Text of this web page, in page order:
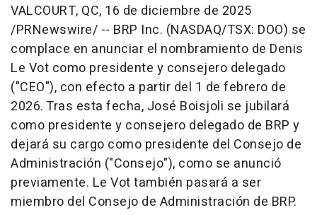
VALCOURT, QC, 16 de diciembre de 2025
/PRNewswire/ -- BRP Inc. (NASDAQ/TSX: DOO) se
complace en anunciar el nombramiento de Denis
Le Vot como presidente y consejero delegado
("CEO"), con efecto a partir del 1 de febrero de
2026. Tras esta fecha, José Boisjoli se jubilará
como presidente y consejero delegado de BRP y
dejará su cargo como presidente del Consejo de
Administración ("Consejo"), como se anunció
previamente. Le Vot también pasará a ser
miembro del Consejo de Administración de BRP.